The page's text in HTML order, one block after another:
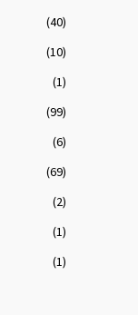
(40)
(10)
(1)
(99)
(6)
(69)
(2)
(1)
(1)